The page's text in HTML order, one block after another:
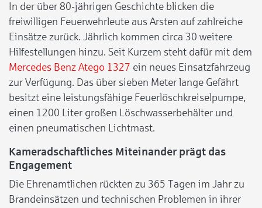
In der über 80-jährigen Geschichte blicken die
freiwilligen Feuerwehrleute aus Arsten auf zahlreiche
Einsätze zurück. Jährlich kommen circa 30 weitere
Hilfestellungen hinzu. Seit Kurzem steht dafür mit dem
Mercedes Benz Atego 1327 ein neues Einsatzfahrzeug
zur Verfügung. Das über sieben Meter lange Gefährt
besitzt eine leistungsfähige Feuerlöschkreiselpumpe,
einen 1200 Liter großen Löschwasserbehälter und
einen pneumatischen Lichtmast.
Kameradschaftliches Miteinander prägt das
Engagement
Die Ehrenamtlichen rückten zu 365 Tagen im Jahr zu
Brandeinsätzen und technischen Problemen in ihrer